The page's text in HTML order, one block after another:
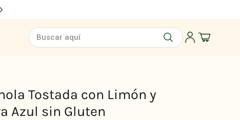
Buscar aquí
Tostada con Limón y
Azul sin Gluten